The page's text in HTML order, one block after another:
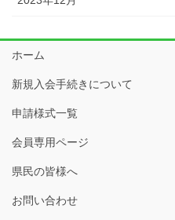
ホーム
新規入会手続きについて
申請様式一覧
会員専用ページ
県民の皆様へ
お問い合わせ